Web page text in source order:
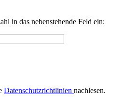
in das nebenstehende Feld ein:
Datenschutzrichtlinien nachlesen.